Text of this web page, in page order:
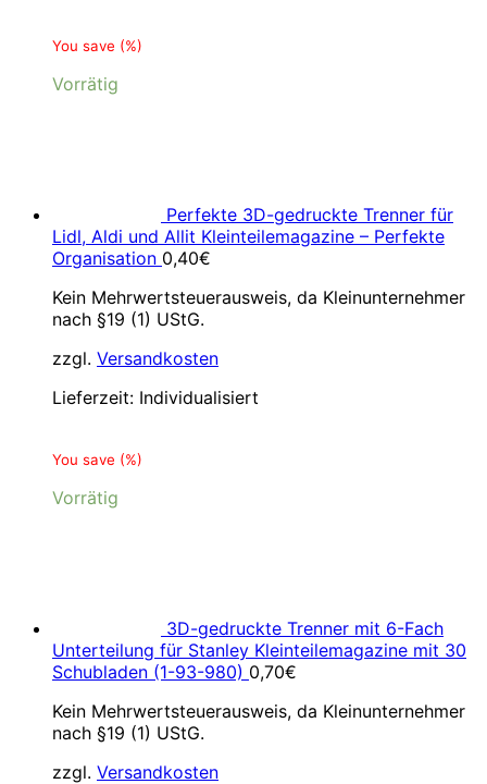
You save (%)
Vorrätig
Perfekte 3D-gedruckte Trenner für
Lidl, Aldi und Allit Kleinteilemagazine – Perfekte
Organisation 0,40€
Kein Mehrwertsteuerausweis, da Kleinunternehmer
nach §19 (1) UStG.
zzgl. Versandkosten
Lieferzeit: Individualisiert
You save (%)
Vorrätig
3D-gedruckte Trenner mit 6-Fach
Unterteilung für Stanley Kleinteilemagazine mit 30
Schubladen (1-93-980) 0,70€
Kein Mehrwertsteuerausweis, da Kleinunternehmer
nach §19 (1) UStG.
zzgl. Versandkosten